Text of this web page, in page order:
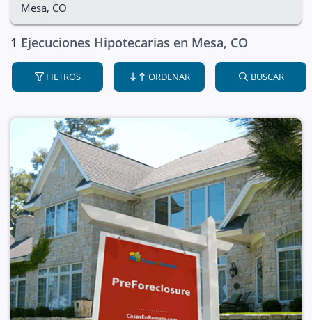
Mesa, CO
1 Ejecuciones Hipotecarias en Mesa, CO
FILTROS ORDENAR BUSCAR